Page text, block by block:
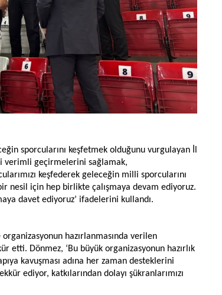
sporcularını keşfetmek olduğunu vurgulayan İl
verimli geçirmelerini sağlamak,
keşfederek geleceğin milli sporcularını
nesil için hep birlikte çalışmaya devam ediyoruz.
davet ediyoruz’ ifadelerini kullandı.
hazırlanmasında verilen
etti. Dönmez, ‘Bu büyük organizasyonun hazırlık
kavuşması adına her zaman desteklerini
ediyor, katkılarından dolayı şükranlarımızı